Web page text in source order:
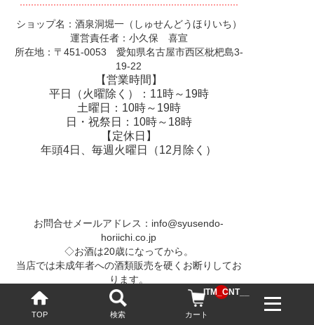
TOP 検索 カート
__ITM_CNT__
ショップ名：酒泉洞堀一（しゅせんどうほりいち）
運営責任者：小久保 喜宣
所在地：〒451-0053 愛知県名古屋市西区枇杷島3-
19-22
【営業時間】
平日（火曜除く）：11時～19時
土曜日：10時～19時
日・祝祭日：10時～18時
【定休日】
年頭4日、毎週火曜日（12月除く）
お問合せメールアドレス： info@syusendo-
horiichi.co.jp
◇お酒は20歳になってから。
当店では未成年者への酒類販売を硬くお断りしてお
ります。
妊娠中や授乳期の飲酒は、胎児・乳児の発育に影響
する恐れがおります。